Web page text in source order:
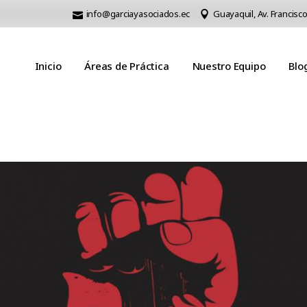
info@garciayasociados.ec Guayaquil, Av.
Inicio Áreas de Práctica Nuestro Equipo